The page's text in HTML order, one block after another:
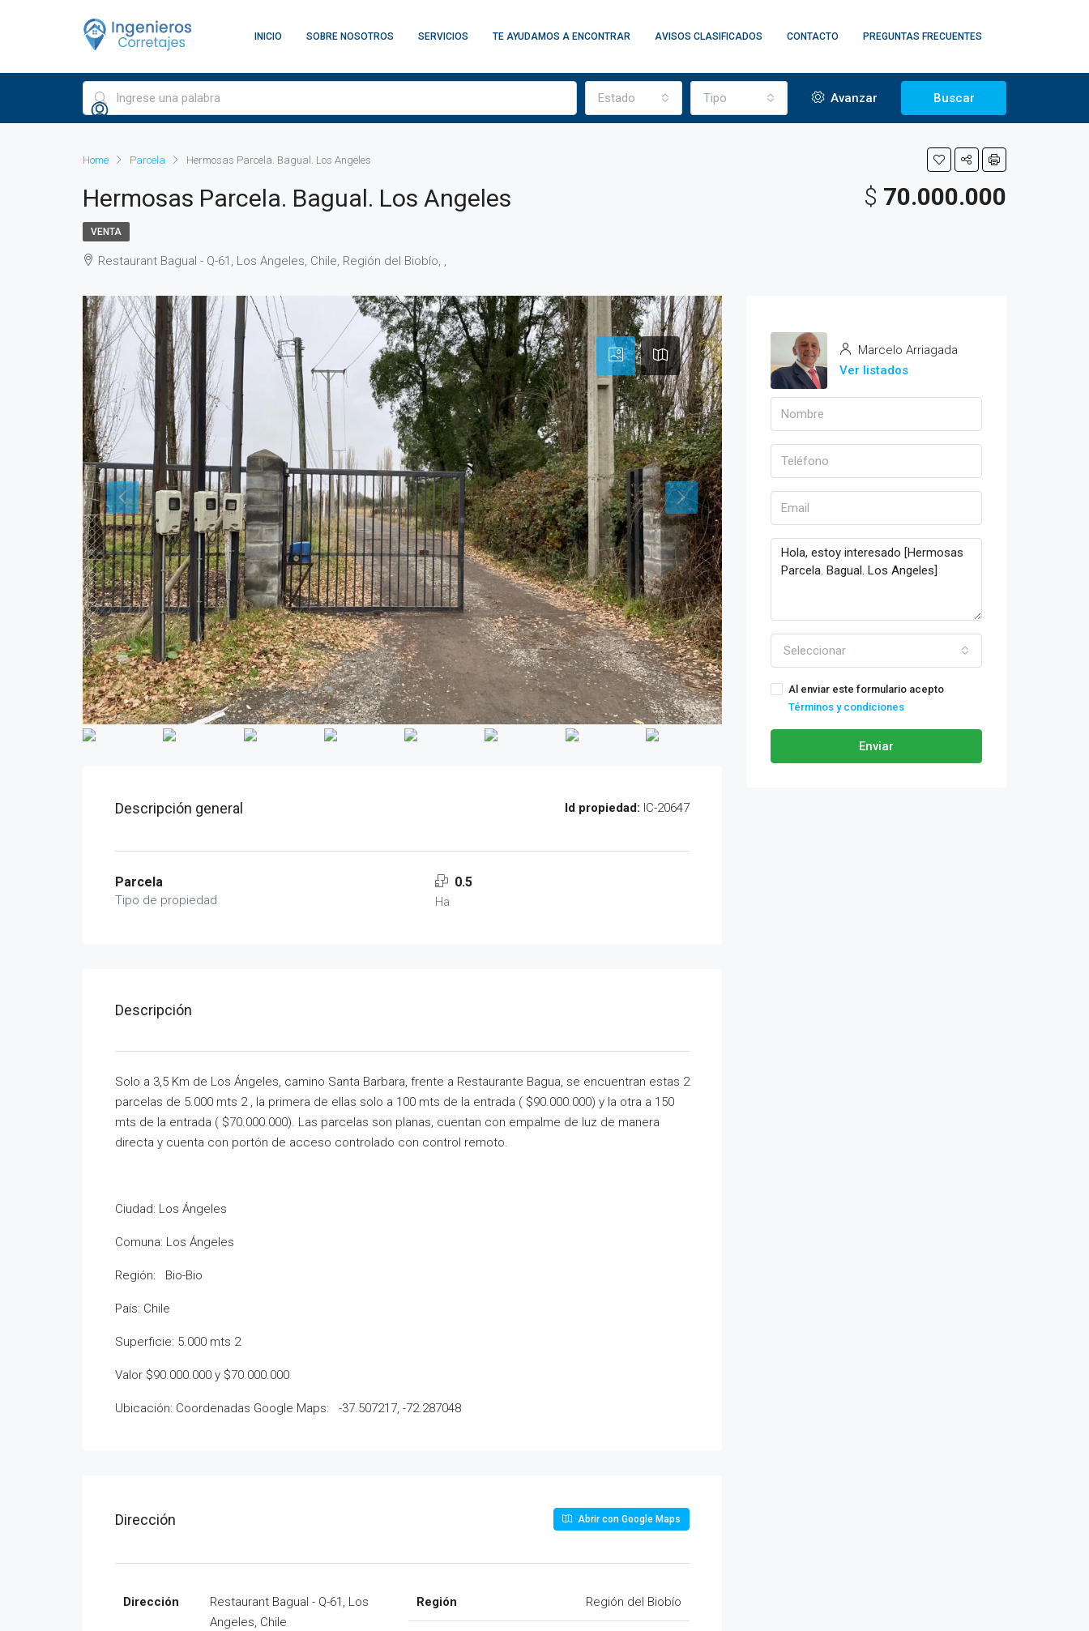
INICIO SOBRE NOSOTROS SERVICIOS TE AYUDAMOS A ENCONTRAR AVISOS CLASIFICADOS CONTACTO PREGUNTAS FRECUENTES
Estado Tipo Avanzar Buscar
Home Parcela Hermosas Parcela. Bagual. Los Angeles
Hermosas Parcela. Bagual. Los Angeles $ 70.000.000
VENTA
Restaurant Bagual - Q-61, Los Angeles, Chile, Región del Biobío, ,
Descripción general Id propiedad: IC-20647
Parcela
Tipo de propiedad
0.5
Ha
Descripción
Solo a 3,5 Km de Los Ángeles, camino Santa Barbara, frente a Restaurante Bagua, se encuentran estas 2
parcelas de 5.000 mts 2 , la primera de ellas solo a 100 mts de la entrada ( $90.000.000) y la otra a 150
mts de la entrada ( $70.000.000). Las parcelas son planas, cuentan con empalme de luz de manera
directa y cuenta con portón de acceso controlado con control remoto.
Ciudad: Los Ángeles
Comuna: Los Ángeles
Región: Bio-Bio
País: Chile
Superficie: 5.000 mts 2
Valor $90.000.000 y $70.000.000
Ubicación: Coordenadas Google Maps: -37.507217, -72.287048
Dirección Abrir con Google Maps
Dirección
Restaurant Bagual - Q-61, Los
Angeles, Chile
Región Región del Biobío
Marcelo Arriagada
Ver listados
Seleccionar
Al enviar este formulario acepto
Términos y condiciones
Enviar